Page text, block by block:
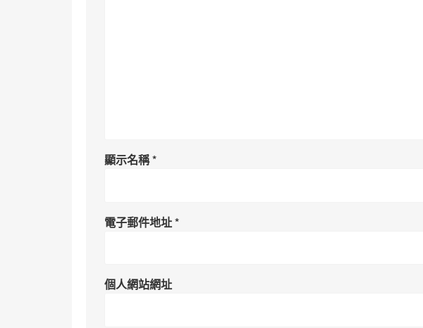
顯示名稱*
電子郵件地址*
個人網站網址